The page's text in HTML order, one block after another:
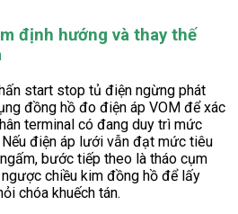
định hướng và thay thế
start stop tủ điện ngừng phát
đồng hồ đo điện áp VOM để xác
terminal có đang duy trì mức
điện áp lưới vẫn đạt mức tiêu
bước tiếp theo là tháo cụm
chiều kim đồng hồ để lấy
chóa khuếch tán.